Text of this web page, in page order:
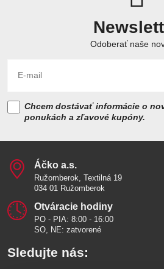
Odoberať naše
Chcem dostávať informácie o
ponukách a zľavové kupóny.
Áčko a​.s​.
Ružomberok, Textilná 19
034 01 Ružomberok
Otváracie hodiny
PO - PIA: 8:00 - 16:00
SO, NE: zatvorené
Sledujte nás: